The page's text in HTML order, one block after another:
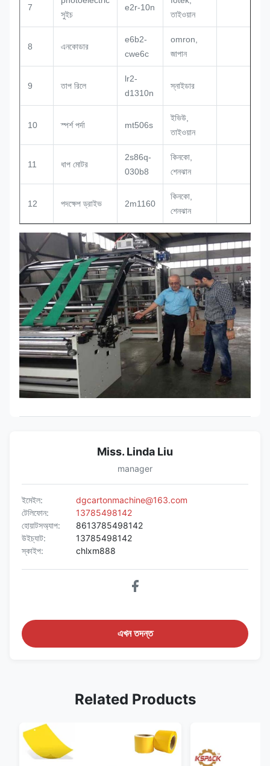
7
সুইচ
e2r-10n
তাইওয়ান
8 এনকোডার
e6b2-
cwe6c
omron,
জাপান
9 তাপ রিলে
lr2-
d1310n
স্নাইডার
10 স্পর্শ পর্দা mt506s
ইভিউ,
তাইওয়ান
11 ধাপ মোটর
2s86q-
030b8
কিনকো,
শেনঝান
12 পদক্ষেপ ড্রাইভ 2m1160
কিনকো,
শেনঝান
Miss. Linda Liu
manager
ইমেইল:
dgcartonmachine@163.com
টেলিফোন:
13785498142
হোয়াটসঅ্যাপ:
8613785498142
উইচ্যাট:
13785498142
স্কাইপ:
chlxm888
এখন তদন্ত
Related Products